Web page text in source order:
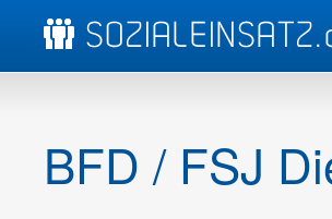
BFD / FSJ